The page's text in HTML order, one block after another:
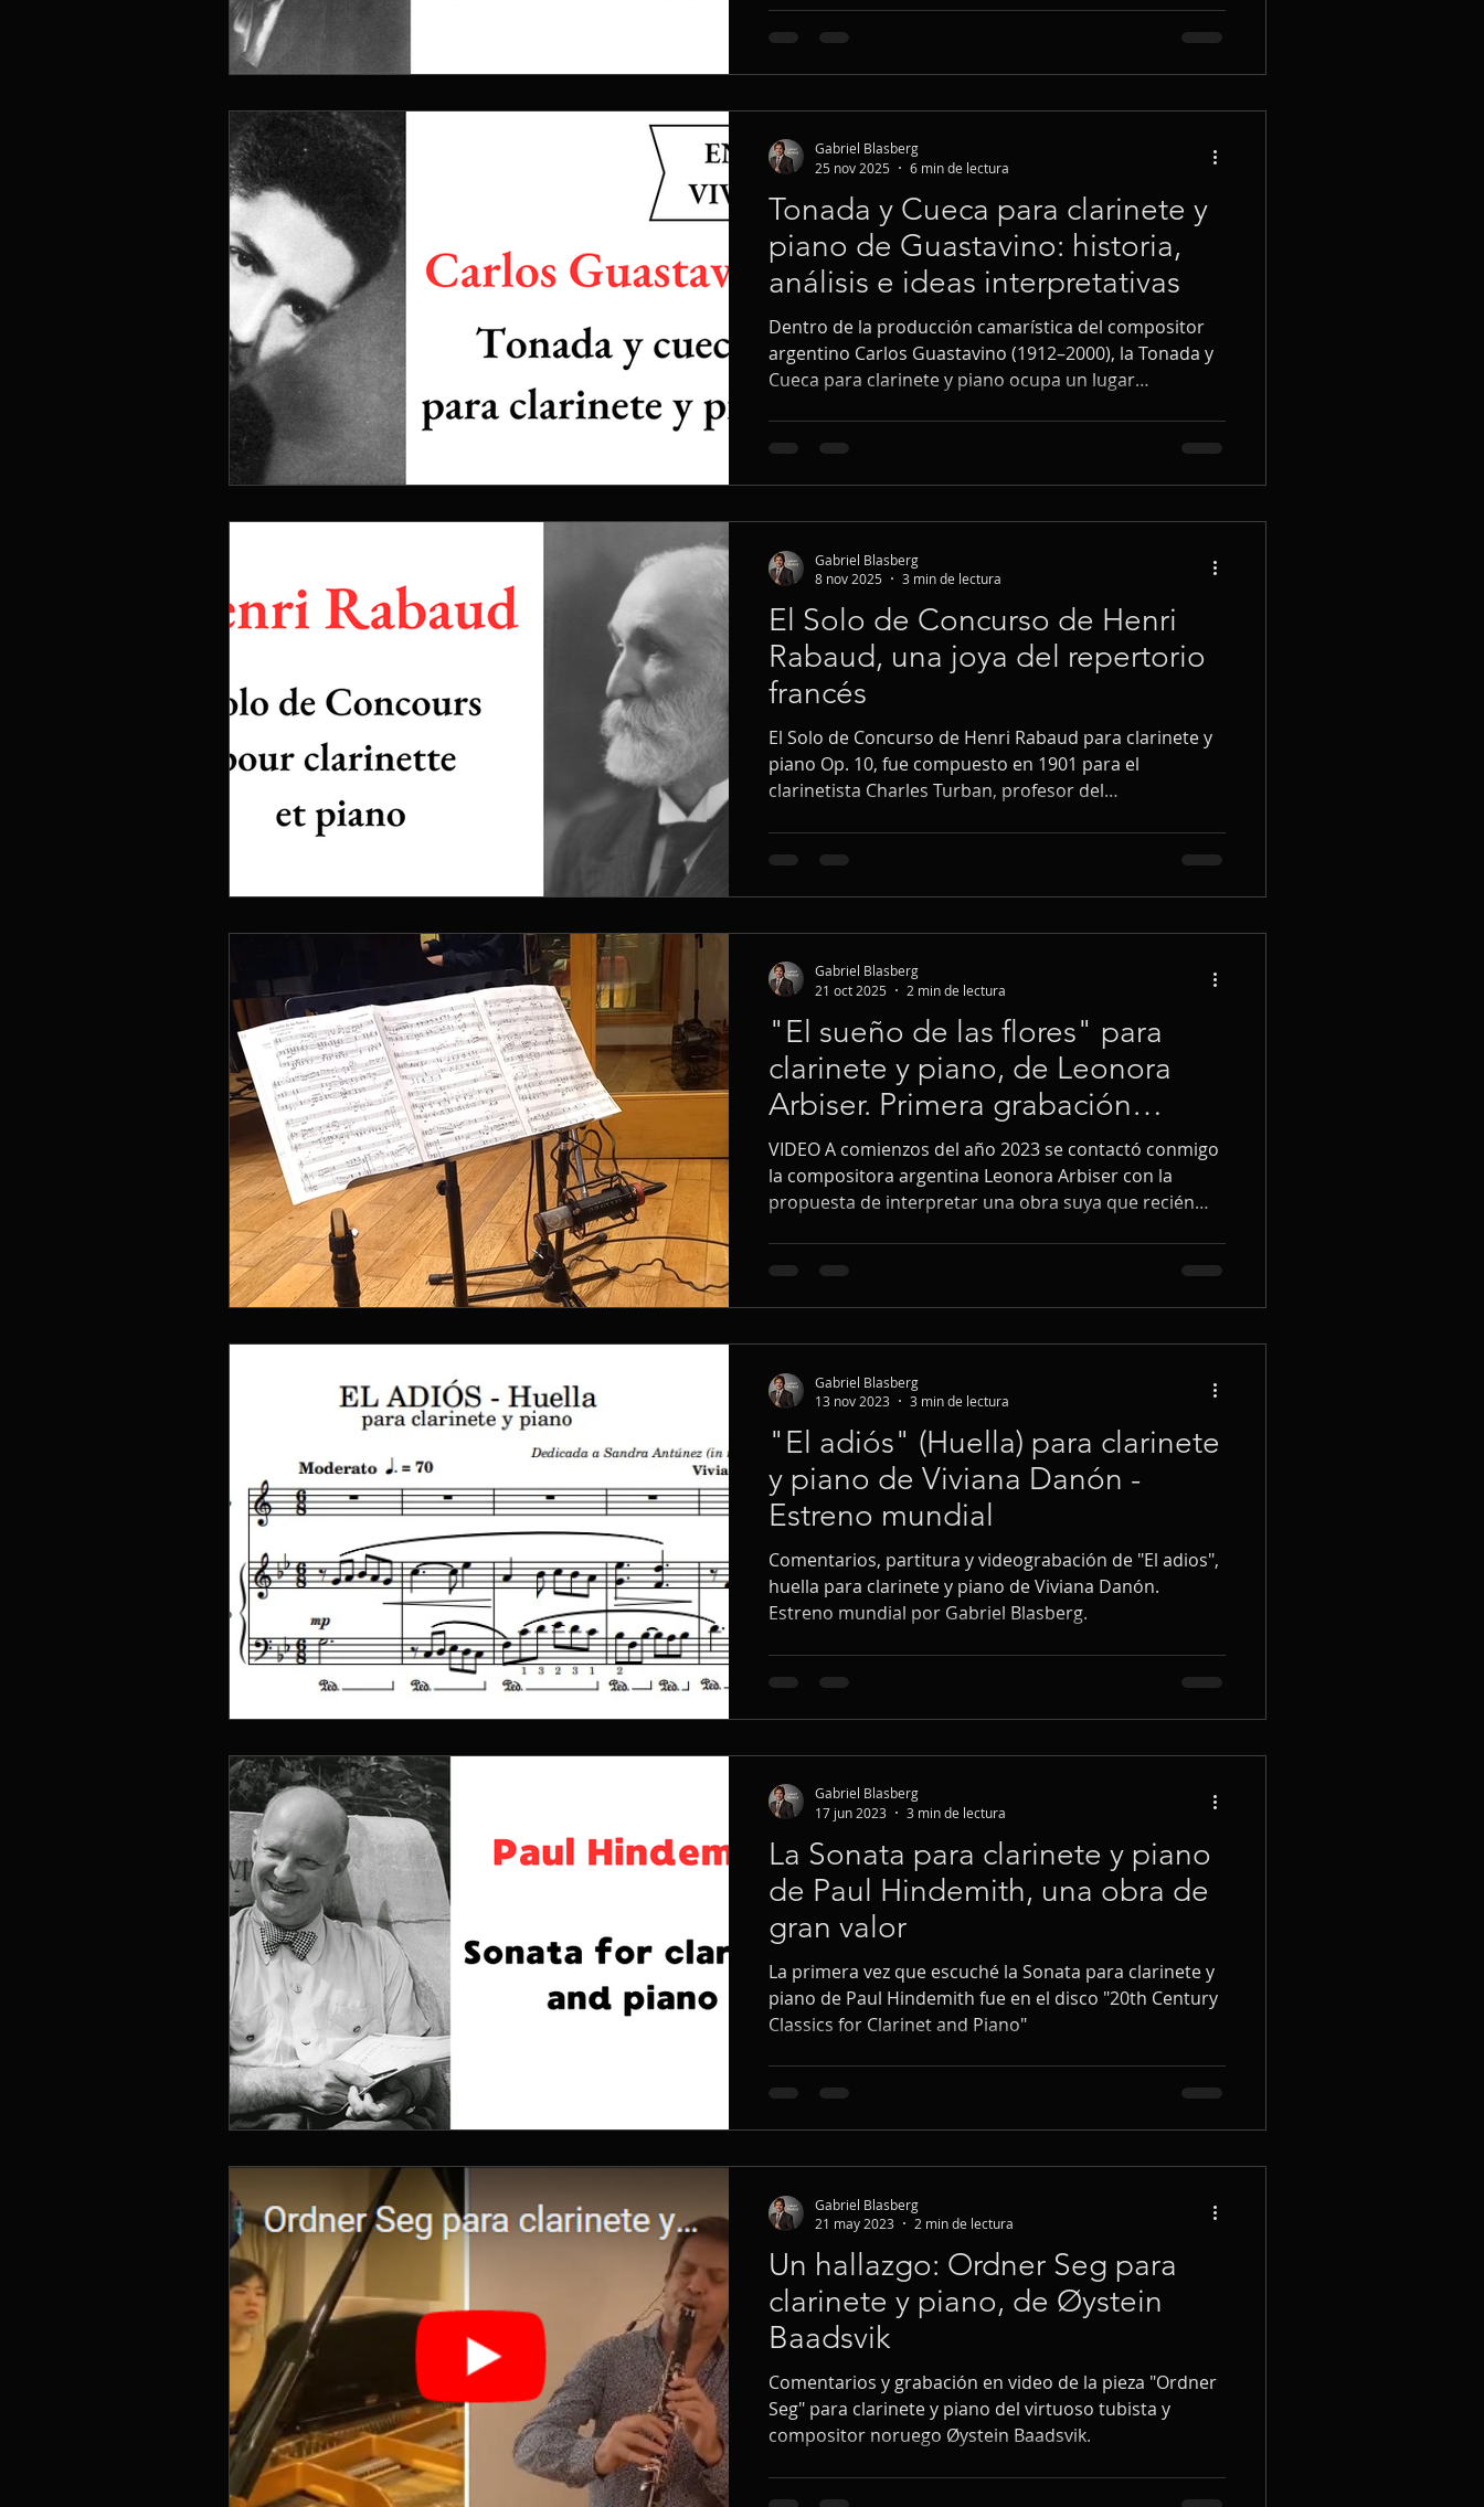
Tonada y Cueca para clarinete y
piano de Guastavino: historia,
análisis e ideas interpretativas
Dentro de la producción camarística del compositor
argentino Carlos Guastavino (1912–2000), la Tonada y
Cueca para clarinete y piano ocupa un lugar
propio título anuncia su filiación nacionalista: la
tonada y la cueca son géneros populares de origen
Gabriel Blasberg
25 nov 2025
6 min de lectura
El Solo de Concurso de Henri
Rabaud, una joya del repertorio
francés
El Solo de Concurso de Henri Rabaud para clarinete y
piano Op. 10, fue compuesto en 1901 para el
clarinetista Charles Turban, profesor del
era evaluar el dominio técnico y expresivo de los
estudiantes que aspiraban a graduarse. La obra fue
valor pedagógico.
Gabriel Blasberg
8 nov 2025
3 min de lectura
"El sueño de las flores" para
clarinete y piano, de Leonora
Arbiser. Primera grabación
mundial
VIDEO A comienzos del año 2023 se contactó conmigo
la compositora argentina Leonora Arbiser con la
propuesta de interpretar una obra suya que recién
serie de tres piezas breves para clarinete y piano, de
alrededor de siete minutos de duración total. Después
el estudio de
Gabriel Blasberg
21 oct 2025
2 min de lectura
"El adiós" (Huella) para clarinete
y piano de Viviana Danón -
Estreno mundial
Comentarios, partitura y videograbación de "El adios",
huella para clarinete y piano de Viviana Danón.
Estreno mundial por Gabriel Blasberg.
Gabriel Blasberg
13 nov 2023
3 min de lectura
La Sonata para clarinete y piano
de Paul Hindemith, una obra de
gran valor
La primera vez que escuché la Sonata para clarinete y
piano de Paul Hindemith fue en el disco "20th Century
Classics for Clarinet and Piano"
Gabriel Blasberg
17 jun 2023
3 min de lectura
Un hallazgo: Ordner Seg para
clarinete y piano, de Øystein
Baadsvik
Comentarios y grabación en video de la pieza "Ordner
Seg" para clarinete y piano del virtuoso tubista y
compositor noruego Øystein Baadsvik.
Gabriel Blasberg
21 may 2023
2 min de lectura